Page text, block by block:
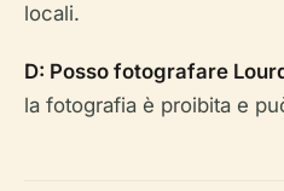
locali.
D: Posso fotografare
la fotografia è proibita e